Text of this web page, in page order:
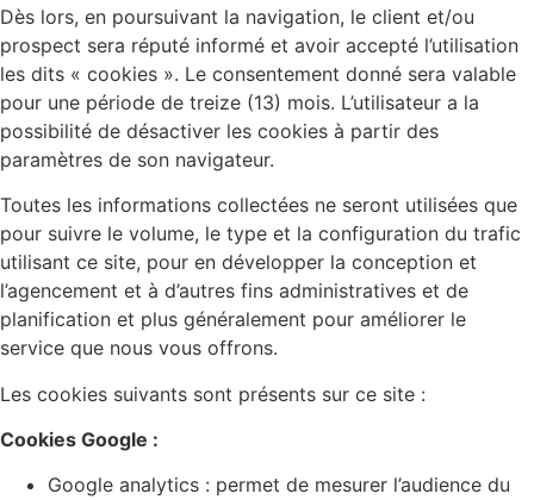
Dès lors, en poursuivant la navigation, le client et/ou
prospect sera réputé informé et avoir accepté l’utilisation
les dits « cookies ». Le consentement donné sera valable
pour une période de treize (13) mois. L’utilisateur a la
possibilité de désactiver les cookies à partir des
paramètres de son navigateur.
Toutes les informations collectées ne seront utilisées que
pour suivre le volume, le type et la configuration du trafic
utilisant ce site, pour en développer la conception et
l’agencement et à d’autres fins administratives et de
planification et plus généralement pour améliorer le
service que nous vous offrons.
Les cookies suivants sont présents sur ce site :
Cookies Google :
Google analytics : permet de mesurer l’audience du